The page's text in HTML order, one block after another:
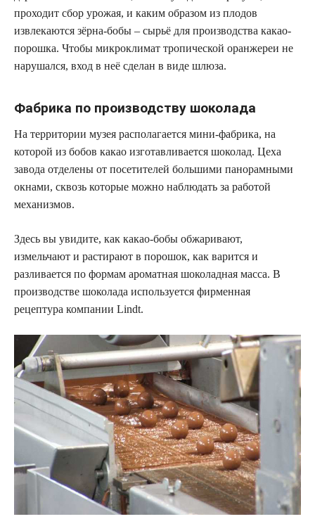
проходит сбор урожая, и каким образом из плодов
извлекаются зёрна-бобы – сырьё для производства какао-
порошка. Чтобы микроклимат тропической оранжереи не
нарушался, вход в неё сделан в виде шлюза.
Фабрика по производству шоколада
На территории музея располагается мини-фабрика, на
которой из бобов какао изготавливается шоколад. Цеха
завода отделены от посетителей большими панорамными
окнами, сквозь которые можно наблюдать за работой
механизмов.
Здесь вы увидите, как какао-бобы обжаривают,
измельчают и растирают в порошок, как варится и
разливается по формам ароматная шоколадная масса. В
производстве шоколада используется фирменная
рецептура компании Lindt.